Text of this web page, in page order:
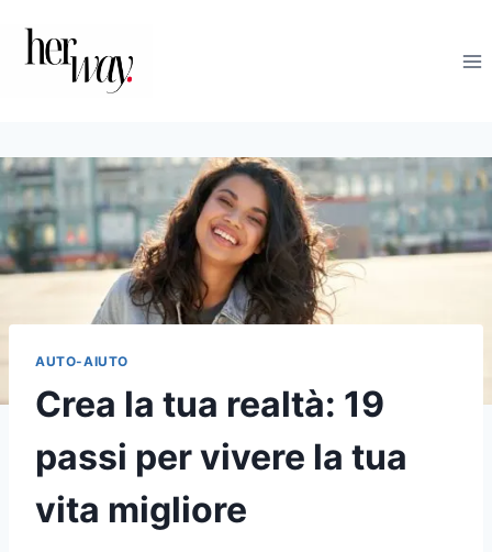
contenuto
AUTO-AIUTO
Crea la tua realtà: 19
passi per vivere la tua
vita migliore